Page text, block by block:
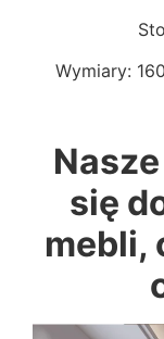
Wymiary:
się
mebli,